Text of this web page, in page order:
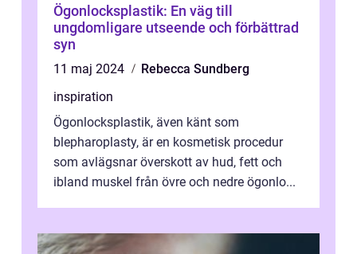
Ögonlocksplastik: En väg till
ungdomligare utseende och förbättrad
syn
11 maj 2024
Rebecca Sundberg
inspiration
Ögonlocksplastik, även känt som
blepharoplasty, är en kosmetisk procedur
som avlägsnar överskott av hud, fett och
ibland muskel från övre och nedre ögonlo...